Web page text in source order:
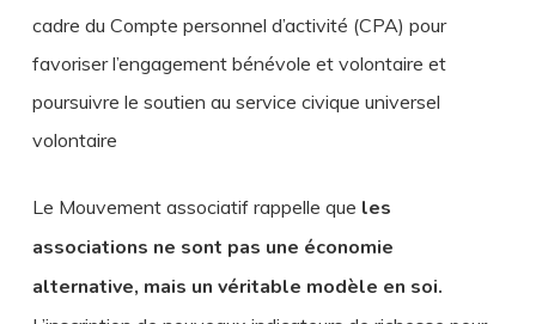
cadre du Compte personnel d’activité (CPA) pour
favoriser l’engagement bénévole et volontaire et
poursuivre le soutien au service civique universel
volontaire
Le Mouvement associatif rappelle que les
associations ne sont pas une économie
alternative, mais un véritable modèle en soi.